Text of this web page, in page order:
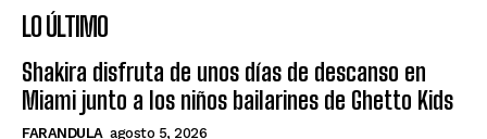
LO ÚLTIMO
Shakira disfruta de unos días de descanso en
Miami junto a los niños bailarines de Ghetto Kids
FARANDULA agosto 5, 2026